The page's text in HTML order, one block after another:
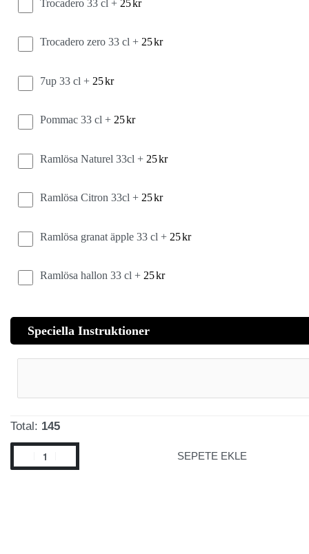
Trocadero 33 cl + 25kr
Trocadero zero 33 cl + 25kr
7up 33 cl + 25kr
Pommac 33 cl + 25kr
Ramlösa Naturel 33cl + 25kr
Ramlösa Citron 33cl + 25kr
Ramlösa granat äpple 33 cl + 25kr
Ramlösa hallon 33 cl + 25kr
Speciella Instruktioner
Total: 145
SEPETE EKLE